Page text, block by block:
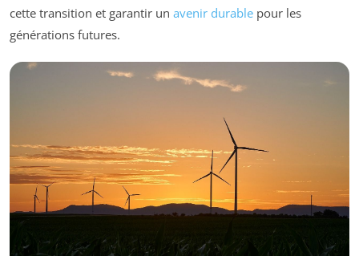
cette transition et garantir un avenir durable pour les
générations futures.